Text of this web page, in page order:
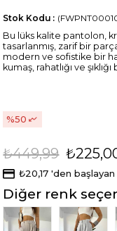
Stok Kodu
Bu lüks kalite pantolon,
tasarlanmış, zarif bir
modern ve sofistike bir
kumaş, rahatlığı ve
50
₺449,99
₺20,17 'den
Diğer renk